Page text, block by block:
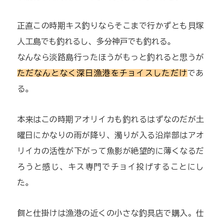
正直この時期キス釣りならそこまで行かずとも貝塚
人工島でも釣れるし、多分神戸でも釣れる。
なんなら淡路島行ったほうがもっと釣れると思うが
ただなんとなく深日漁港をチョイスしただけであ
る。
本来はこの時期アオリイカも釣れるはずなのだが土
曜日にかなりの雨が降り、濁りが入る沿岸部はアオ
リイカの活性が下がって魚影が絶望的に薄くなるだ
ろうと感じ、キス専門でチョイ投げすることにし
た。
餌と仕掛けは漁港の近くの小さな釣具店で購入。仕